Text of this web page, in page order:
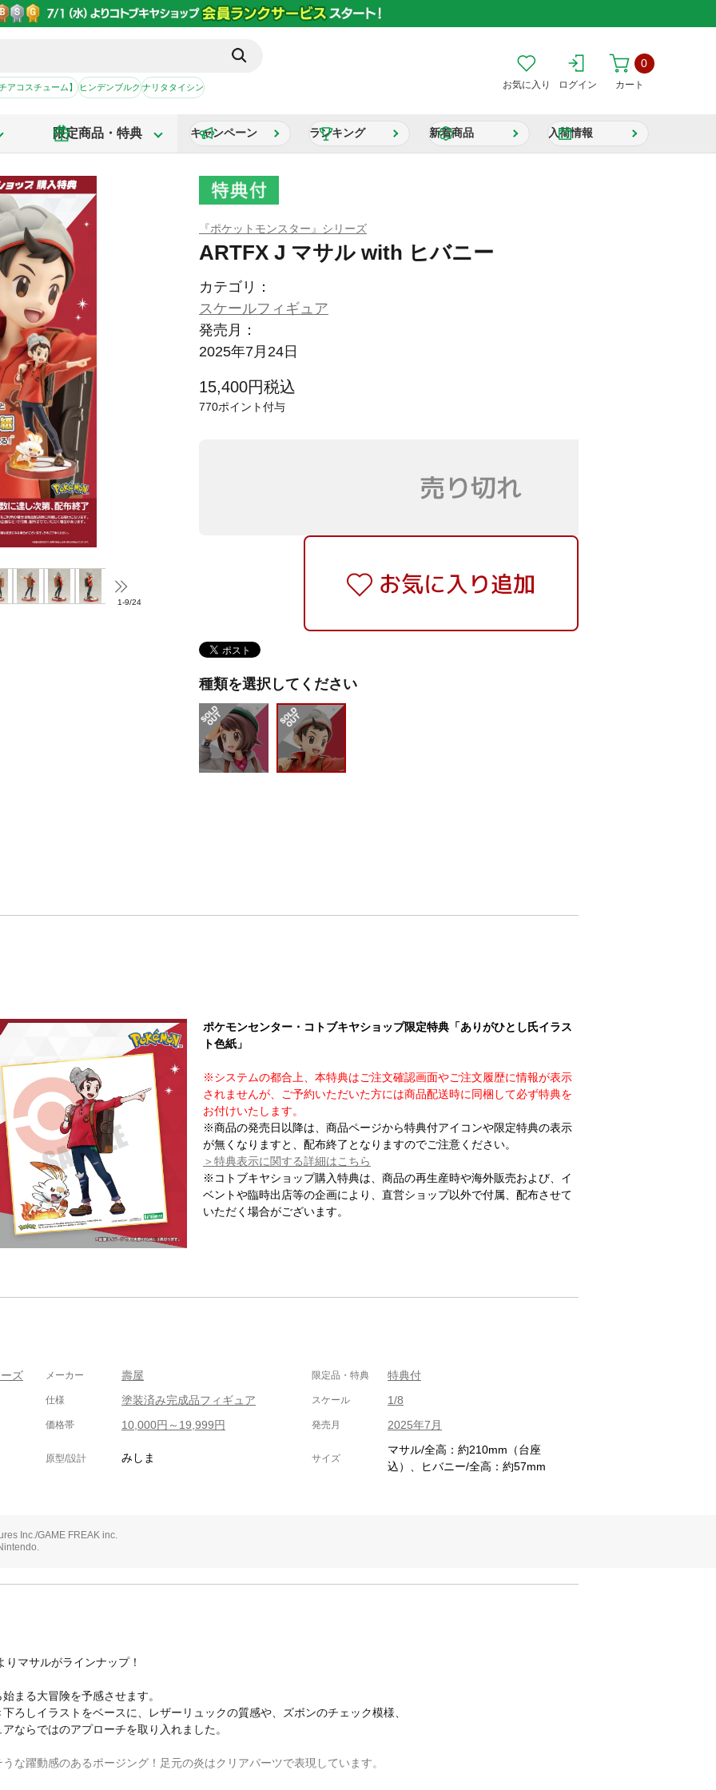
アコスチューム】ヒンデンブルクナリタタイシン お気に入り ログイン カート
0
限定商品・特典 キャンペーン ランキング 新着商品 入荷情報
1-9/24
『ポケットモンスター』シリーズ
ARTFX J マサル with ヒバニー
カテゴリ：
スケールフィギュア
発売月：
2025年7月24日
15,400円税込
770ポイント付与
種類を選択してください
ポケモンセンター・コトブキヤショップ限定特典「ありがひとし氏イラス
ト色紙」
※システムの都合上、本特典はご注文確認画面やご注文履歴に情報が表示
されませんが、ご予約いただいた方には商品配送時に同梱して必ず特典を
お付けいたします。
※商品の発売日以降は、商品ページから特典付アイコンや限定特典の表示
が無くなりますと、配布終了となりますのでご注意ください。
＞特典表示に関する詳細はこちら
※コトブキヤショップ購入特典は、商品の再生産時や海外販売および、イ
ベントや臨時出店等の企画により、直営ショップ以外で付属、配布させて
いただく場合がございます。
ズ メーカー 壽屋 限定品・特典 特典付
仕様 塗装済み完成品フィギュア スケール 1/8
価格帯 10,000円～19,999円 発売月 2025年7月
原型/設計 みしま サイズ
マサル/全高：約210mm（台座
込）、ヒバニー/全高：約57mm
Inc./GAME FREAK inc.
マサルがラインナップ！
まる大冒険を予感させます。
ろしイラストをベースに、レザーリュックの質感や、ズボンのチェック模様、
ならではのアプローチを取り入れました。
な躍動感のあるポージング！足元の炎はクリアパーツで表現しています。